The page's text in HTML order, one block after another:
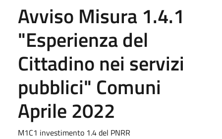
Avviso Misura 1.4.1
"Esperienza del
Cittadino nei servizi
pubblici" Comuni
Aprile 2022
M1C1 investimento 1.4 del PNRR